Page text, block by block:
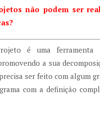
não podem ser
é uma ferramenta
a sua
ser feito com algum
com a definição